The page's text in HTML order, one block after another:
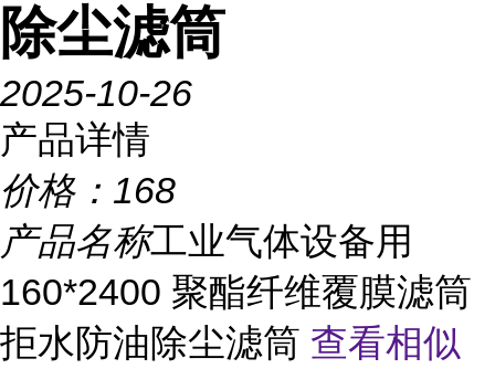
除尘滤筒
2025-10-26
产品详情
价格： 168
产品名称工业气体设备用
160*2400 聚酯纤维覆膜滤筒
拒水防油除尘滤筒 查看相似